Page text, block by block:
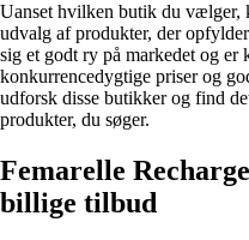
Uanset hvilken butik du vælger,
udvalg af produkter, der
sig et godt ry på markedet og er
konkurrencedygtige priser og
udforsk disse butikker og find
produkter, du søger.
Femarelle
billige tilbud